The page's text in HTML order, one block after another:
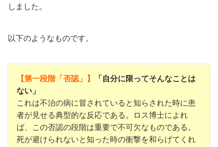
しました。
以下のようなものです。
【第一段階「否認」】
「自分に限ってそんなことは
ない」
これは不治の病に冒されていると知らされた時に患
者が見せる典型的な反応である。ロス博士によれ
ば、この否認の段階は重要で不可欠なものである。
死が避けられないと知った時の衝撃を和らげてくれ